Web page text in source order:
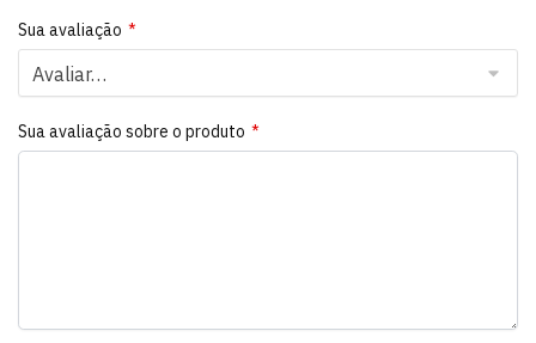
Sua avaliação *
Sua avaliação sobre o produto *